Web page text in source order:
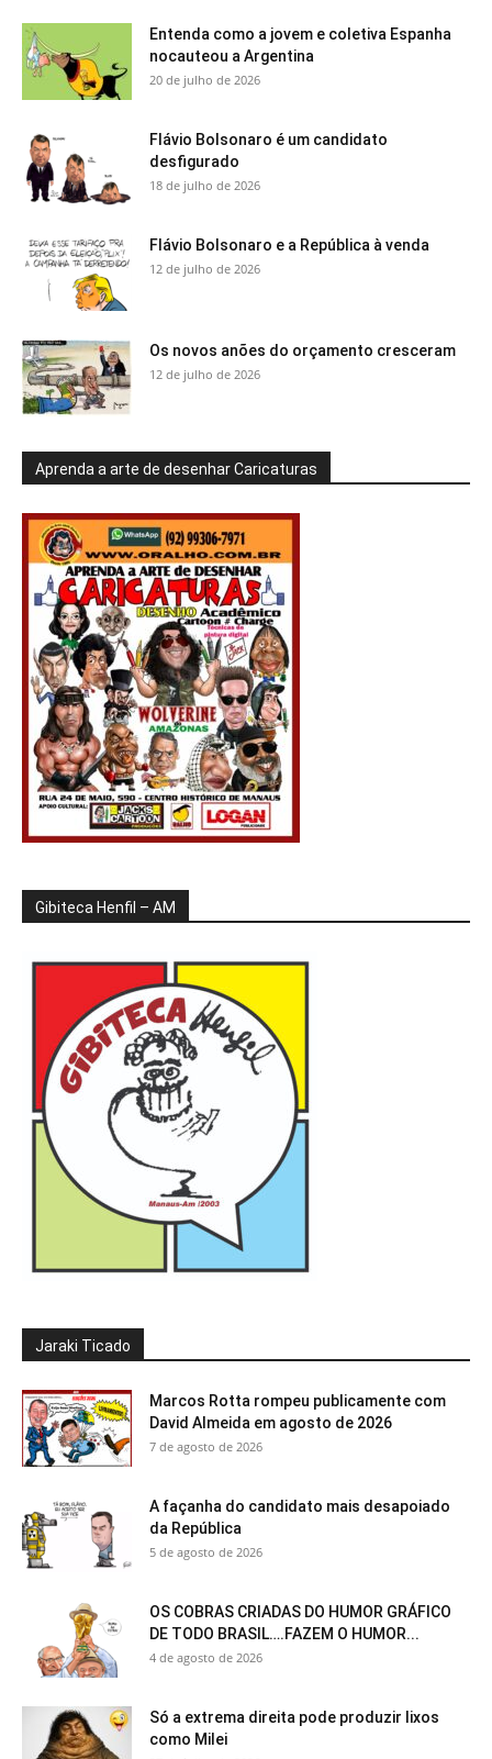
Entenda como a jovem e coletiva Espanha
nocauteou a Argentina
20 de julho de 2026
Flávio Bolsonaro é um candidato
desfigurado
18 de julho de 2026
Flávio Bolsonaro e a República à venda
12 de julho de 2026
Os novos anões do orçamento cresceram
12 de julho de 2026
Aprenda a arte de desenhar Caricaturas
Gibiteca Henfil – AM
Jaraki Ticado
Marcos Rotta rompeu publicamente com
David Almeida em agosto de 2026
7 de agosto de 2026
A façanha do candidato mais desapoiado
da República
5 de agosto de 2026
OS COBRAS CRIADAS DO HUMOR GRÁFICO
DE TODO BRASIL….FAZEM O HUMOR...
4 de agosto de 2026
Só a extrema direita pode produzir lixos
como Milei